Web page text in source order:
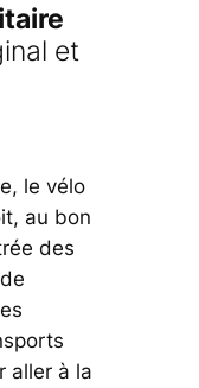
et
le vélo
au bon
des
aller à la